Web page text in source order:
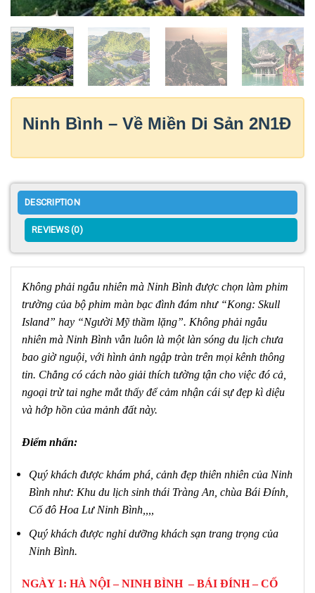
Ninh Bình – Về Miền Di Sản 2N1Đ
DESCRIPTION
REVIEWS (0)
Không phải ngẫu nhiên mà Ninh Bình được chọn làm phim
trường của bộ phim màn bạc đình đám như “Kong: Skull
Island” hay “Người Mỹ thầm lặng”. Không phải ngẫu
nhiên mà Ninh Bình vẫn luôn là một làn sóng du lịch chưa
bao giờ nguội, với hình ảnh ngập tràn trên mọi kênh thông
tin. Chẳng có cách nào giải thích tường tận cho việc đó cả,
ngoại trừ tai nghe mắt thấy để cảm nhận cái sự đẹp kì diệu
và hớp hồn của mảnh đất này.
Điểm nhấn:
Quý khách được khám phá, cảnh đẹp thiên nhiên của Ninh
Bình như: Khu du lịch sinh thái Tràng An, chùa Bái Đính,
Cố đô Hoa Lư Ninh Bình,,,,
Quý khách được nghỉ dưỡng khách sạn trang trọng của
Ninh Bình.
NGÀY 1: HÀ NỘI – NINH BÌNH – BÁI ĐÍNH – CỐ